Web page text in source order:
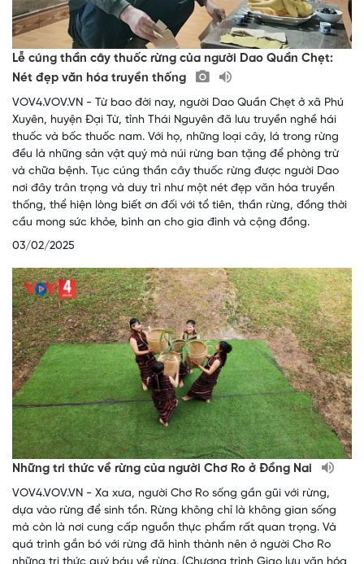
Lễ cúng thần cây thuốc rừng của người Dao Quần Chẹt:
Nét đẹp văn hóa truyền thống
VOV4.VOV.VN - Từ bao đời nay, người Dao Quần Chẹt ở xã Phú
Xuyên, huyện Đại Từ, tỉnh Thái Nguyên đã lưu truyền nghề hái
thuốc và bốc thuốc nam. Với họ, những loại cây, lá trong rừng
đều là những sản vật quý mà núi rừng ban tặng để phòng trừ
và chữa bệnh. Tục cúng thần cây thuốc rừng được người Dao
nơi đây trân trọng và duy trì như một nét đẹp văn hóa truyền
thống, thể hiện lòng biết ơn đối với tổ tiên, thần rừng, đồng thời
cầu mong sức khỏe, bình an cho gia đình và cộng đồng.
03/02/2025
Những tri thức về rừng của người Chơ Ro ở Đồng Nai
VOV4.VOV.VN - Xa xưa, người Chơ Ro sống gần gũi với rừng,
dựa vào rừng để sinh tồn. Rừng không chỉ là không gian sống
mà còn là nơi cung cấp nguồn thực phẩm rất quan trọng. Và
quá trình gắn bó với rừng đã hình thành nên ở người Chơ Ro